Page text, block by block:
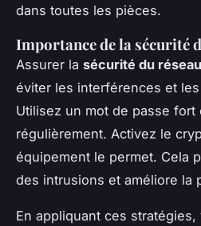
dans toutes les pièces.
Importance de la sécurité
Assurer la sécurité du réseau
éviter les interférences et
Utilisez un mot de passe fort
régulièrement. Activez le
équipement le permet. Cela
des intrusions et améliore la
En appliquant ces